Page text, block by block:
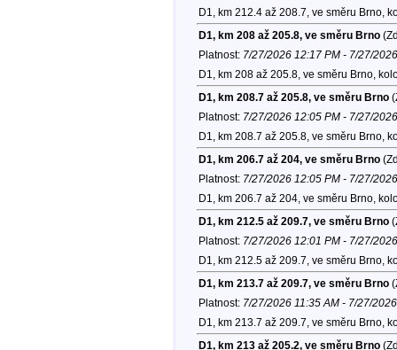
D1, km 212.4 až 208.7, ve směru Brno,
D1, km 208 až 205.8, ve směru Brno
Platnost: 7/27/2026 12:17 PM - 7/27/
D1, km 208 až 205.8, ve směru Brno,
D1, km 208.7 až 205.8, ve směru Brno
Platnost: 7/27/2026 12:05 PM - 7/27/
D1, km 208.7 až 205.8, ve směru Brno,
D1, km 206.7 až 204, ve směru Brno
Platnost: 7/27/2026 12:05 PM - 7/27/
D1, km 206.7 až 204, ve směru Brno,
D1, km 212.5 až 209.7, ve směru Brno
Platnost: 7/27/2026 12:01 PM - 7/27/
D1, km 212.5 až 209.7, ve směru Brno,
D1, km 213.7 až 209.7, ve směru Brno
Platnost: 7/27/2026 11:35 AM - 7/27/
D1, km 213.7 až 209.7, ve směru Brno,
D1, km 213 až 205.2, ve směru Brno